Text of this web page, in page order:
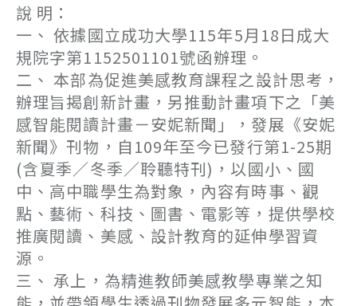
說 明：
一、 依據國立成功大學115年5月18日成大
規院字第1152501101號函辦理。
二、 本部為促進美感教育課程之設計思考，
辦理旨揭創新計畫，另推動計畫項下之「美
感智能閱讀計畫－安妮新聞」，發展《安妮
新聞》刊物，自109年至今已發行第1-25期
(含夏季／冬季／聆聽特刊)，以國小、國
中、高中職學生為對象，內容有時事、觀
點、藝術、科技、圖書、電影等，提供學校
推廣閱讀、美感、設計教育的延伸學習資
源。
三、 承上，為精進教師美感教學專業之知